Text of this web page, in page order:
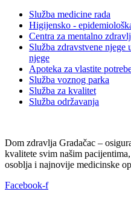
Služba medicine rada
Higijensko -
Centra za mentalno
Služba zdravstvene
njege
Apoteka za vlastite
Služba voznog parka
Služba za kvalitet
Služba održavanja
Dom zdravlja Gradačac –
kvalitete svim našim
osoblja i najnovije medicinske
Facebook-f